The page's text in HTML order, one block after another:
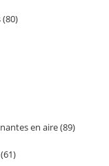
(80)
en aire(89)
(61)